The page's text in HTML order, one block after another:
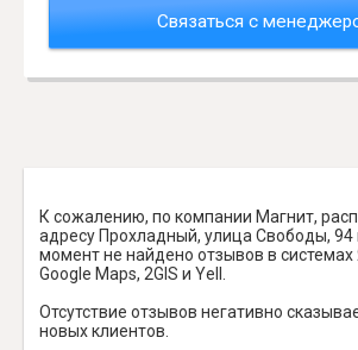
Связаться с
К сожалению, по компании Магнит,
адресу Прохладный, улица Свободы, 94
момент не найдено отзывов в системах
Google Maps, 2GIS и Yell.
Отсутствие отзывов негативно
новых клиентов.